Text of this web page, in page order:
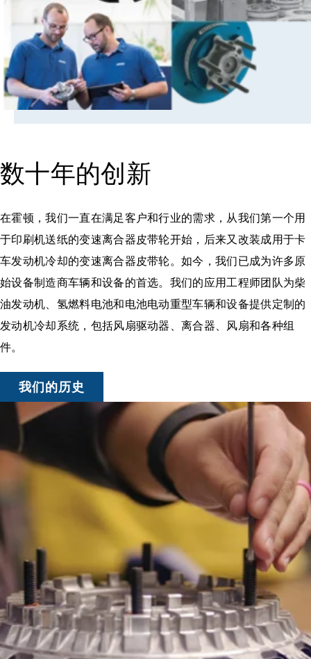
数十年的创新
在霍顿，我们一直在满足客户和行业的需求，从我们第一个用
于印刷机送纸的变速离合器皮带轮开始，后来又改装成用于卡
车发动机冷却的变速离合器皮带轮。如今，我们已成为许多原
始设备制造商车辆和设备的首选。我们的应用工程师团队为柴
油发动机、氢燃料电池和电池电动重型车辆和设备提供定制的
发动机冷却系统，包括风扇驱动器、离合器、风扇和各种组
件。
我们的历史